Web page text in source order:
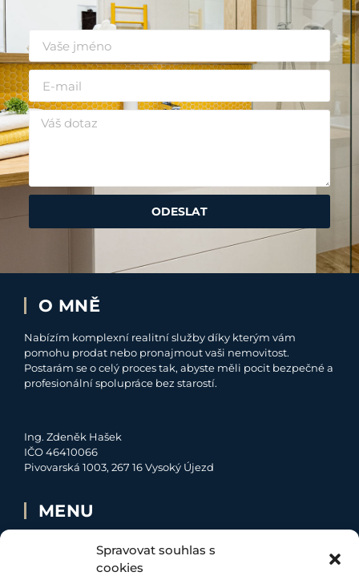
Spravovat souhlas s
cookies
ODESLAT
O MNĚ
Nabízím komplexní realitní služby díky kterým vám
pomohu prodat nebo pronajmout vaši nemovitost.
Postarám se o celý proces tak, abyste měli pocit bezpečné a
profesionální spolupráce bez starostí.
Ing. Zdeněk Hašek
IČO 46410066
Pivovarská 1003, 267 16 Vysoký Újezd
MENU